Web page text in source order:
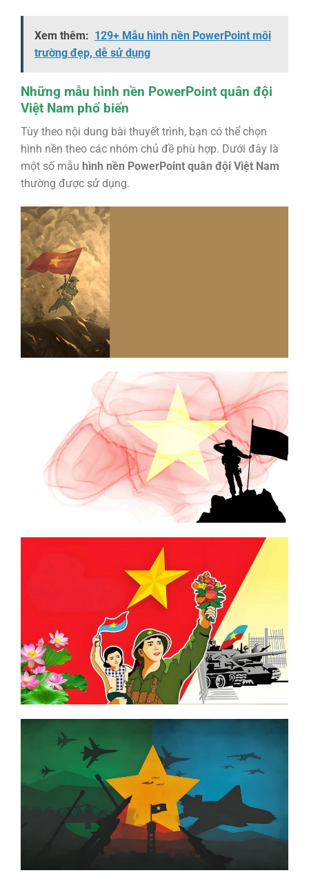
Xem thêm: 129+ Mẫu hình nền PowerPoint môi
trường đẹp, dễ sử dụng
Những mẫu hình nền PowerPoint quân đội
Việt Nam phổ biến
Tùy theo nội dung bài thuyết trình, bạn có thể chọn
hình nền theo các nhóm chủ đề phù hợp. Dưới đây là
một số mẫu hình nền PowerPoint quân đội Việt Nam
thường được sử dụng.